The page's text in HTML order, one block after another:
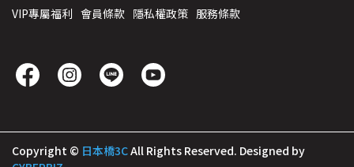
VIP專屬福利 會員條款 隱私權政策 服務條款
Copyright © 日本橋3CAll Rights Reserved. Designed by